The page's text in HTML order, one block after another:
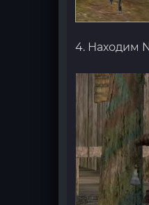
4. Находим